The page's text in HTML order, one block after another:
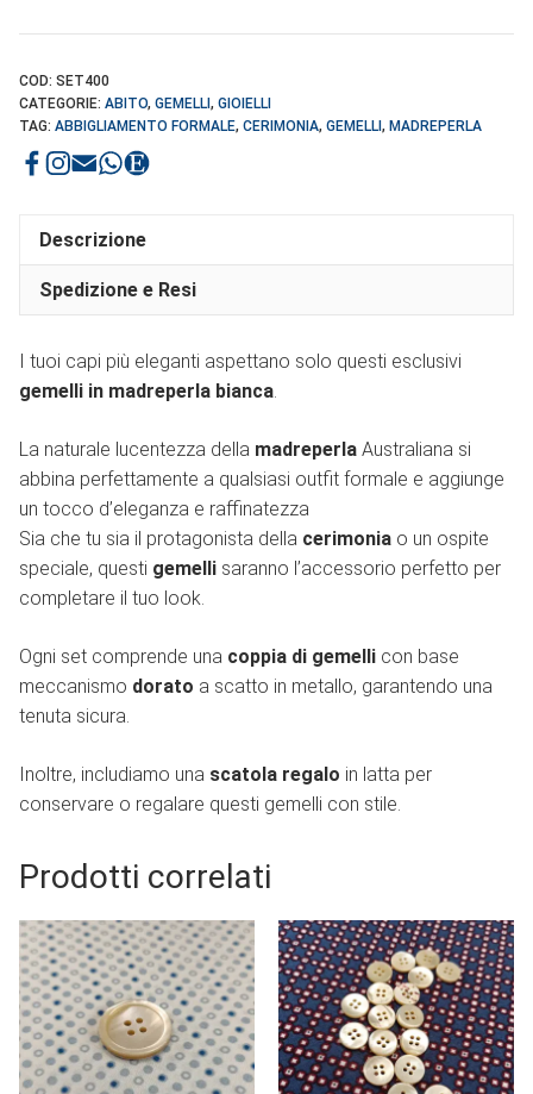
COD: SET400
CATEGORIE: ABITO, GEMELLI , GIOIELLI
TAG: ABBIGLIAMENTO FORMALE, CERIMONIA, GEMELLI , MADREPERLA
Descrizione
Spedizione e Resi
I tuoi capi più eleganti aspettano solo questi esclusivi
gemelli in madreperla bianca.
La naturale lucentezza della madreperla Australiana si
abbina perfettamente a qualsiasi outfit formale e aggiunge
un tocco d’eleganza e raffinatezza
Sia che tu sia il protagonista della cerimonia o un ospite
speciale, questi gemelli saranno l’accessorio perfetto per
completare il tuo look.
Ogni set comprende una coppia di gemelli con base
meccanismo dorato a scatto in metallo, garantendo una
tenuta sicura.
Inoltre, includiamo una scatola regalo in latta per
conservare o regalare questi gemelli con stile.
Prodotti correlati